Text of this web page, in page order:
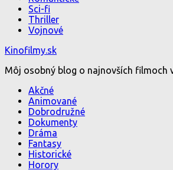
Sci-fi
Thriller
Vojnové
Kinofilmy.sk
Môj osobný blog o najnovších filmoch
Akčné
Animované
Dobrodružné
Dokumenty
Dráma
Fantasy
Historické
Horory